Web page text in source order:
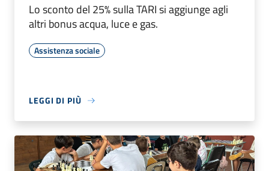
Lo sconto del 25% sulla TARI si aggiunge agli
altri bonus acqua, luce e gas.
Assistenza sociale
LEGGI DI PIÙ